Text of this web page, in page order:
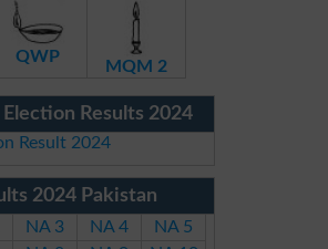
QWP
MQM 2
Election Results 2024
Result 2024
2024 Pakistan
NA 3 NA 4
NA 5